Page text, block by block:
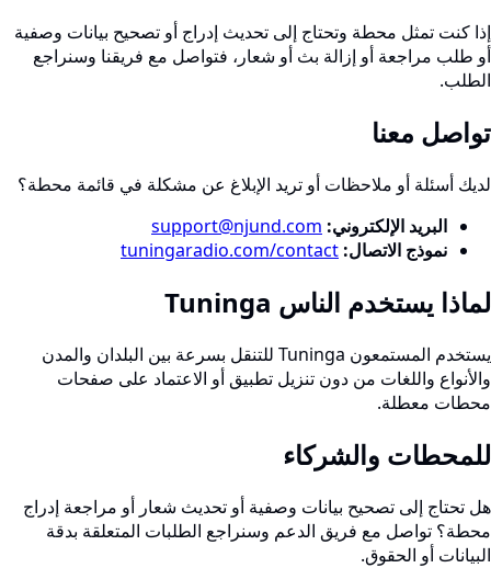
إذا كنت تمثل محطة وتحتاج إلى تحديث إدراج أو تصحيح بيانات وصفية
أو طلب مراجعة أو إزالة بث أو شعار، فتواصل مع فريقنا وسنراجع
الطلب.
تواصل معنا
لديك أسئلة أو ملاحظات أو تريد الإبلاغ عن مشكلة في قائمة محطة؟
البريد الإلكتروني: support@njund.com
نموذج الاتصال: tuningaradio.com/contact
لماذا يستخدم الناس Tuninga
يستخدم المستمعون Tuninga للتنقل بسرعة بين البلدان والمدن
والأنواع واللغات من دون تنزيل تطبيق أو الاعتماد على صفحات
محطات معطلة.
للمحطات والشركاء
هل تحتاج إلى تصحيح بيانات وصفية أو تحديث شعار أو مراجعة إدراج
محطة؟ تواصل مع فريق الدعم وسنراجع الطلبات المتعلقة بدقة
البيانات أو الحقوق.